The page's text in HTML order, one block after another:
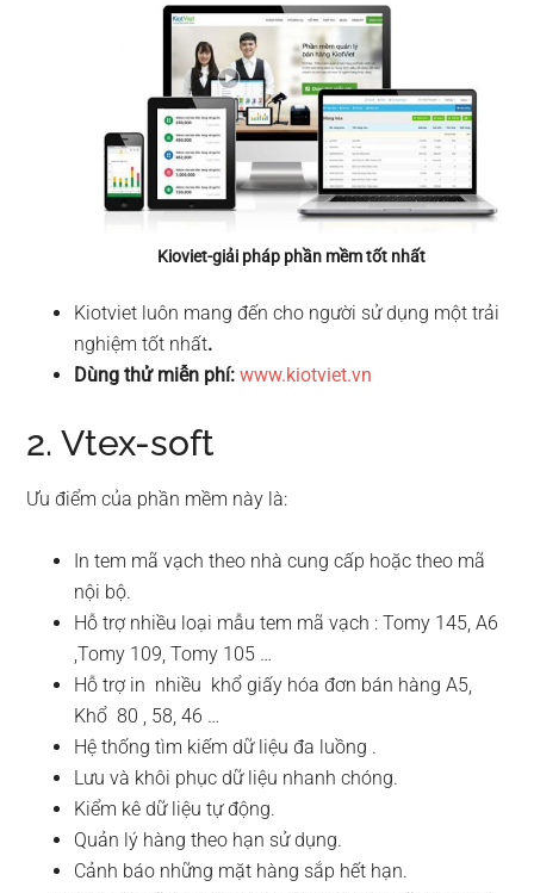
Kioviet-giải pháp phần mềm tốt nhất
Kiotviet luôn mang đến cho người sử dụng một trải
nghiệm tốt nhất.
Dùng thử miễn phí:www.kiotviet.vn
2. Vtex-soft
Ưu điểm của phần mềm này là:
In tem mã vạch theo nhà cung cấp hoặc theo mã
nội bộ.
Hỗ trợ nhiều loại mẫu tem mã vạch : Tomy 145, A6
,Tomy 109, Tomy 105 …
Hỗ trợ in nhiều khổ giấy hóa đơn bán hàng A5,
Khổ 80 , 58, 46 …
Hệ thống tìm kiếm dữ liệu đa luồng .
Lưu và khôi phục dữ liệu nhanh chóng.
Kiểm kê dữ liệu tự động.
Quản lý hàng theo hạn sử dụng.
Cảnh báo những mặt hàng sắp hết hạn.